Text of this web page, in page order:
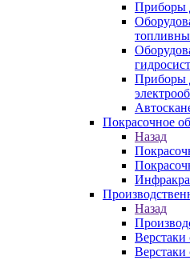
Приборы
Приборы
Покрасочное
Назад
Назад
Верстаки
Верстаки